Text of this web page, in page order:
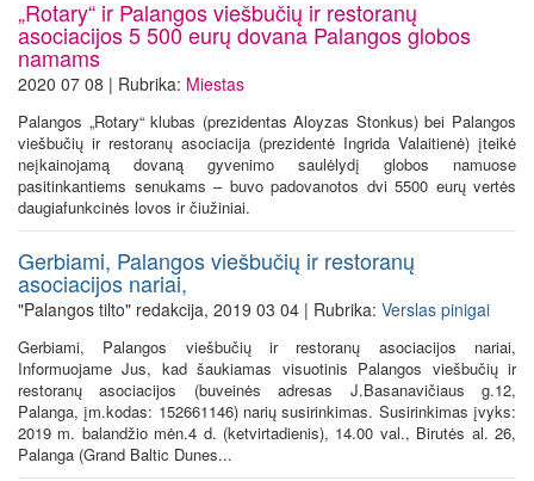
„Rotary“ ir Palangos viešbučių ir restoranų
asociacijos 5 500 eurų dovana Palangos globos
namams
2020 07 08 | Rubrika: Miestas
Palangos „Rotary“ klubas (prezidentas Aloyzas Stonkus) bei Palangos
viešbučių ir restoranų asociacija (prezidentė Ingrida Valaitienė) įteikė
neįkainojamą dovaną gyvenimo saulėlydį globos namuose
pasitinkantiems senukams – buvo padovanotos dvi 5500 eurų vertės
daugiafunkcinės lovos ir čiužiniai.
Gerbiami, Palangos viešbučių ir restoranų
asociacijos nariai,
"Palangos tilto" redakcija, 2019 03 04 | Rubrika: Verslas pinigai
Gerbiami, Palangos viešbučių ir restoranų asociacijos nariai,
Informuojame Jus, kad šaukiamas visuotinis Palangos viešbučių ir
restoranų asociacijos (buveinės adresas J.Basanavičiaus g.12,
Palanga, įm.kodas: 152661146) narių susirinkimas. Susirinkimas įvyks:
2019 m. balandžio mėn.4 d. (ketvirtadienis), 14.00 val., Birutės al. 26,
Palanga (Grand Baltic Dunes...